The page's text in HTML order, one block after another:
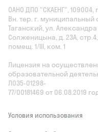
ОАНО ДПО "СКАЕНГ", 109004,
Вн. тер. г. муниципальный
Таганский, ул. Александра
Солженицына, д. 23А,
помещ. 1/III, ком. 1
Лицензия на
образовательной
Л035‑01298-
77/00181469 от 06.08.2019
Условия использования